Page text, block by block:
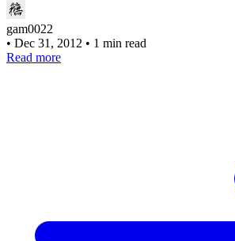
gam0022
• Dec 31, 2012 • 1 min read
Read more